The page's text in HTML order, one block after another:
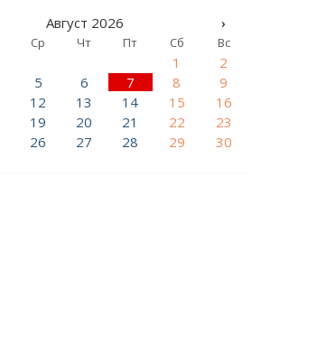
Август 2026 ›
Ср Чт Пт Сб Вс
1
2
5 6 7 8
9
12 13 14 15
16
19 20 21 22
23
26 27 28 29
30